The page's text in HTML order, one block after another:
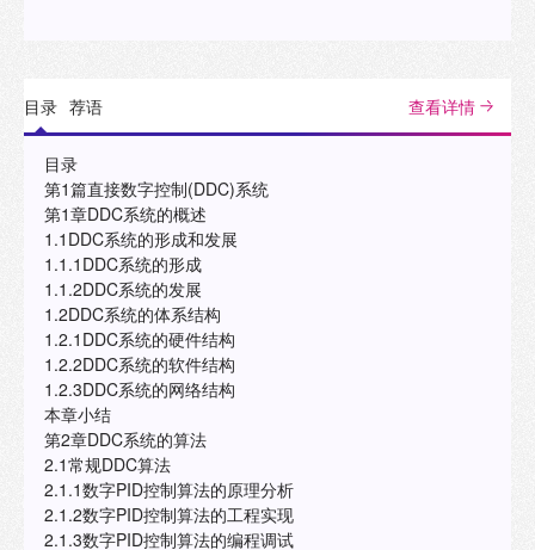
目录 荐语 查看详情
目录
第1篇直接数字控制(DDC)系统
第1章DDC系统的概述
1.1DDC系统的形成和发展
1.1.1DDC系统的形成
1.1.2DDC系统的发展
1.2DDC系统的体系结构
1.2.1DDC系统的硬件结构
1.2.2DDC系统的软件结构
1.2.3DDC系统的网络结构
本章小结
第2章DDC系统的算法
2.1常规DDC算法
2.1.1数字PID控制算法的原理分析
2.1.2数字PID控制算法的工程实现
2.1.3数字PID控制算法的编程调试